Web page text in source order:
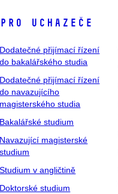
Pro uchazeče
Dodatečné přijímací řízení
do bakalářského studia
Dodatečné přijímací řízení
do navazujícího
magisterského studia
Bakalářské studium
Navazující magisterské
studium
Studium v angličtině
Doktorské studium